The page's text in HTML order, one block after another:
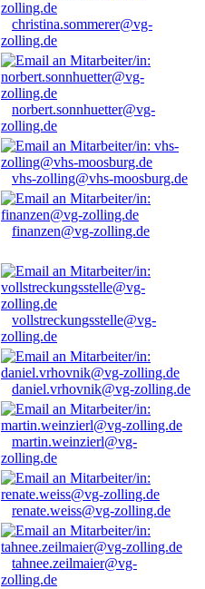
christina.sommerer@vg-
zolling.de
norbert.sonnhuetter@vg-
zolling.de
vhs-zolling@vhs-moosburg.de
finanzen@vg-zolling.de
vollstreckungsstelle@vg-
zolling.de
daniel.vrhovnik@vg-zolling.de
martin.weinzierl@vg-
zolling.de
renate.weiss@vg-zolling.de
tahnee.zeilmaier@vg-
zolling.de